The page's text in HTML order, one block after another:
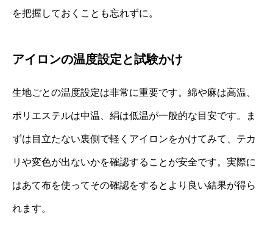
を把握しておくことも忘れずに。
アイロンの温度設定と試験かけ
生地ごとの温度設定は非常に重要です。綿や麻は高温、
ポリエステルは中温、絹は低温が一般的な目安です。ま
ずは目立たない裏側で軽くアイロンをかけてみて、テカ
リや変色が出ないかを確認することが安全です。実際に
はあて布を使ってその確認をするとより良い結果が得ら
れます。